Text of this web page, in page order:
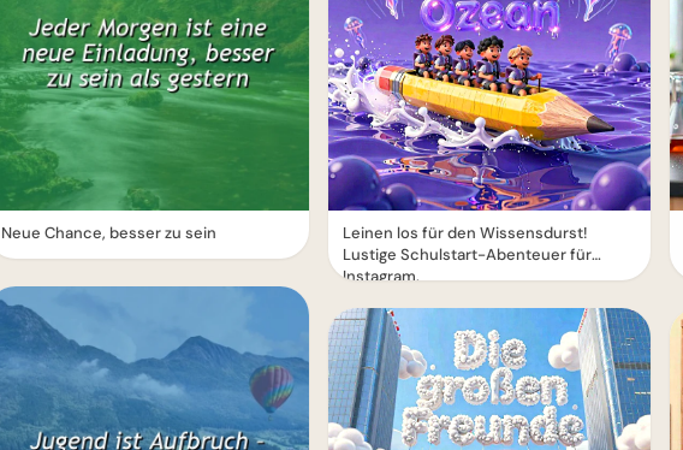
Neue Chance, besser zu sein
Leinen los für den Wissensdurst!
Lustige Schulstart-Abenteuer für
Instagram.